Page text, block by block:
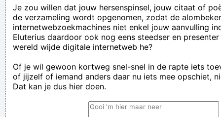
Je zou willen dat jouw hersenspinsel, jouw citaat of
de verzameling wordt opgenomen, zodat de
internetwebzoekmachines niet enkel jouw aanvulling
Eluterius daardoor ook nog eens steedser en
wereld wijde digitale internetweb he?
Of je wil gewoon kortweg snel-snel in de rapte iets
of jijzelf of iemand anders daar nu iets mee opschiet,
Dat kan je dus hier doen.